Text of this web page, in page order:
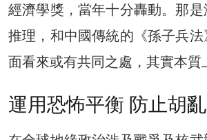
經濟學獎，當年十分轟動。那
推理，和中國傳統的《孫子兵
面看來或有共同之處，其實本質
運用恐怖平衡 防止胡